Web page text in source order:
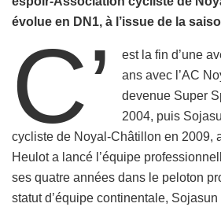
évolue en DN1, à l’issue de la
C’
est la fin d’une
ans avec l’AC
devenue Super
2004, puis
cycliste de Noyal-Châtillon en 2009,
Heulot a lancé l’équipe
ses quatre années dans le peloton
statut d’équipe continentale,